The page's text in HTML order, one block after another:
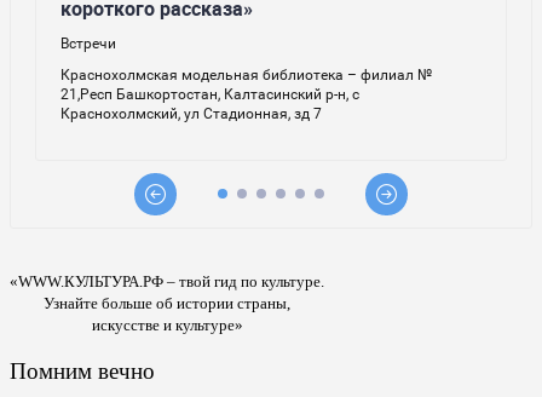
«WWW.КУЛЬТУРА.РФ – твой гид по культуре.
Узнайте больше об истории страны,
искусстве и культуре»
Помним вечно